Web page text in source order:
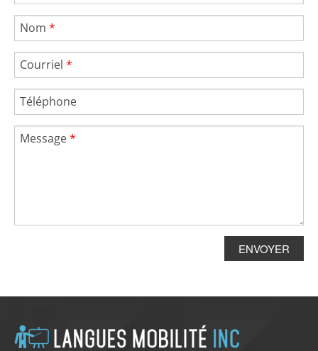
Nom *
Courriel *
Téléphone
Message*
ENVOYER